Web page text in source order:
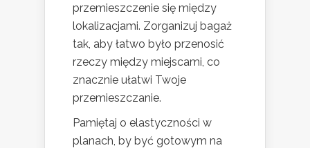
przemieszczenie się między
lokalizacjami. Zorganizuj bagaż
tak, aby łatwo było przenosić
rzeczy między miejscami, co
znacznie ułatwi Twoje
przemieszczanie.
Pamiętaj o elastyczności w
planach, by być gotowym na